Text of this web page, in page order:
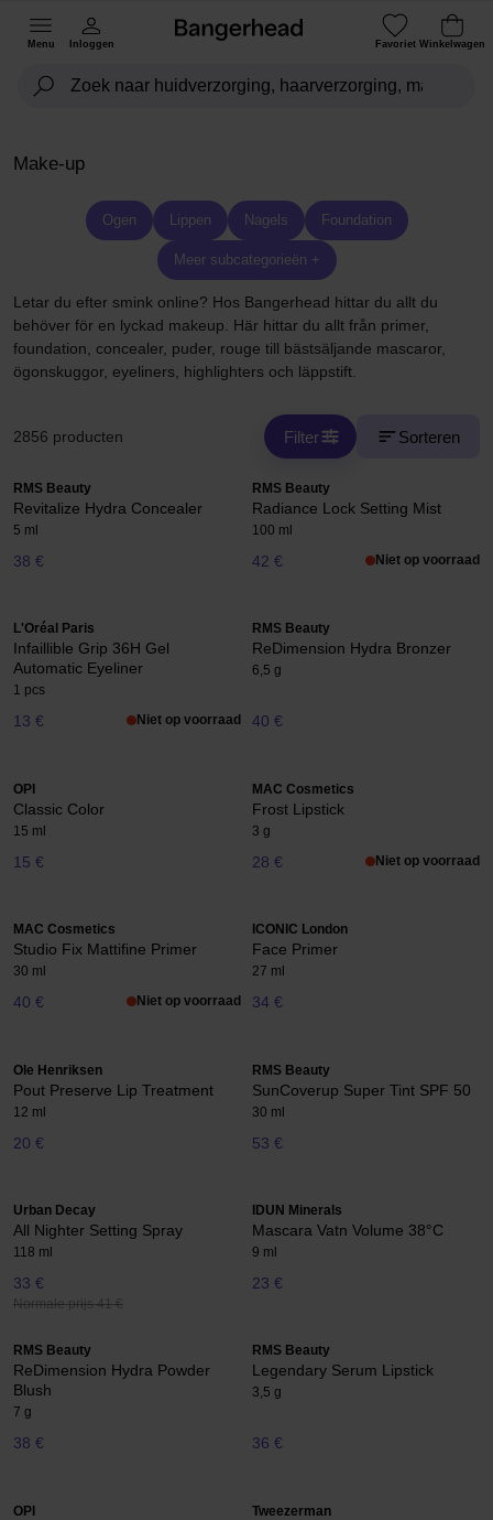
Menu Inloggen Favoriet Winkelwagen
Make-up
Ogen Lippen Nagels Foundation
Meer subcategorieën +
Letar du efter smink online? Hos Bangerhead hittar du allt du
behöver för en lyckad makeup. Här hittar du allt från primer,
foundation, concealer, puder, rouge till bästsäljande mascaror,
ögonskuggor, eyeliners, highlighters och läppstift.
2856 producten Filter Sorteren
RMS Beauty
Revitalize Hydra Concealer
5 ml
38 €
RMS Beauty
Radiance Lock Setting Mist
100 ml
42 € Niet op voorraad
L'Oréal Paris
Infaillible Grip 36H Gel
Automatic Eyeliner
1 pcs
13 € Niet op voorraad
RMS Beauty
ReDimension Hydra Bronzer
6,5 g
40 €
OPI
Classic Color
15 ml
15 €
MAC Cosmetics
Frost Lipstick
3 g
28 € Niet op voorraad
MAC Cosmetics
Studio Fix Mattifine Primer
30 ml
40 € Niet op voorraad
ICONIC London
Face Primer
27 ml
34 €
Ole Henriksen
Pout Preserve Lip Treatment
12 ml
20 €
RMS Beauty
SunCoverup Super Tint SPF 50
30 ml
53 €
Urban Decay
All Nighter Setting Spray
118 ml
33 €
Normale prijs 41 €
IDUN Minerals
Mascara Vatn Volume 38°C
9 ml
23 €
RMS Beauty
ReDimension Hydra Powder
Blush
7 g
38 €
RMS Beauty
Legendary Serum Lipstick
3,5 g
36 €
OPI Tweezerman